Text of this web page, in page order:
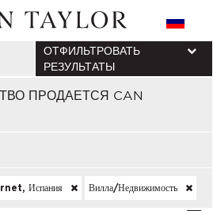
ПРОДАЕТСЯ CAN
ОТФИЛЬТРОВАТЬ
РЕЗУЛЬТАТЫ
Испания Вилла/недвижимость